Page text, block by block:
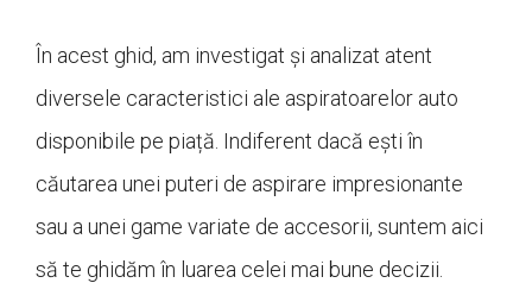
În acest ghid, am investigat și analizat atent
diversele caracteristici ale aspiratoarelor auto
disponibile pe piață. Indiferent dacă ești în
căutarea unei puteri de aspirare impresionante
sau a unei game variate de accesorii, suntem aici
să te ghidăm în luarea celei mai bune decizii.